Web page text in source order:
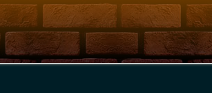
EMBLEM
プレー履歴
ライバル一覧 逆ライバ
大会参加
LICENSE HIT CHART ORIGINAL